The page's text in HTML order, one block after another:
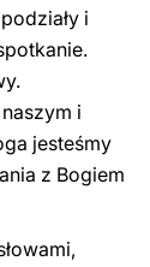
i
i
jesteśmy
z Bogiem